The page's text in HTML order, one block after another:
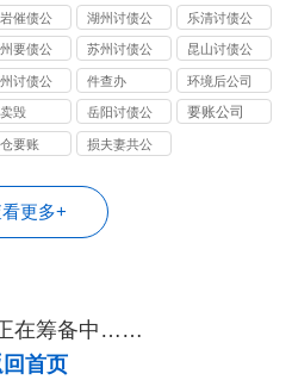
催债公
湖州讨债公
司
乐清讨债公
司
要债公
苏州讨债公
司
昆山讨债公
司
讨债公
件查办 环境后公司
毁
岳阳讨债公
司
要账公司
要账
损夫妻共公
更多+
在筹备中……
首页